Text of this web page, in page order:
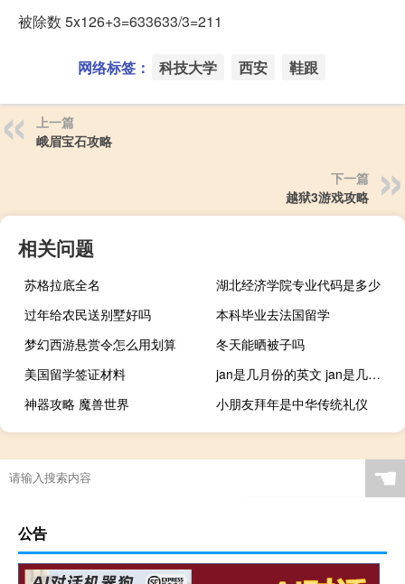
被除数 5x126+3=633633/3=211
网络标签： 科技大学 西安 鞋跟
上一篇
峨眉宝石攻略
下一篇
越狱3游戏攻略
相关问题
苏格拉底全名
湖北经济学院专业代码是多少
过年给农民送别墅好吗
本科毕业去法国留学
梦幻西游悬赏令怎么用划算
冬天能晒被子吗
美国留学签证材料
jan是几月份的英文 jan是几月的缩写
神器攻略 魔兽世界
小朋友拜年是中华传统礼仪
☚
公告